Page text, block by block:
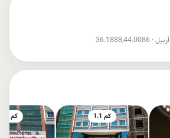
1.1 كم 1.1 كم
أربيل ·36.1888,44.0086